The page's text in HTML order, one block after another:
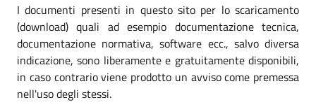
I documenti presenti in questo sito per lo scaricamento
(download) quali ad esempio documentazione tecnica,
documentazione normativa, software ecc., salvo diversa
indicazione, sono liberamente e gratuitamente disponibili,
in caso contrario viene prodotto un avviso come premessa
nell'uso degli stessi.